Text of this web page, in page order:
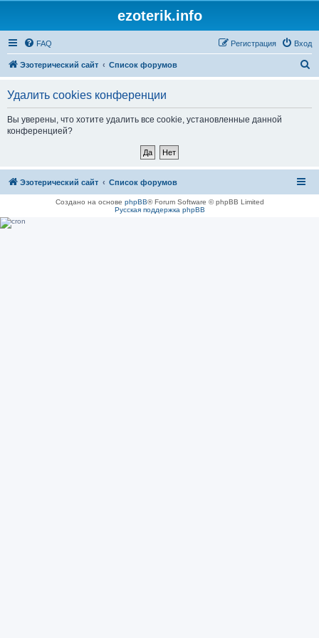
ezoterik.info
FAQ Вход
Регистрация
Эзотерический сайт Список форумов
Удалить cookies конференции
Вы уверены, что хотите удалить все cookie, установленные данной
конференцией?
Эзотерический сайт Список форумов
Создано на основе phpBB® Forum Software © phpBB Limited
Русская поддержка phpBB